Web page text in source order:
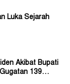
Luka Sejarah
Akibat Bupati
139